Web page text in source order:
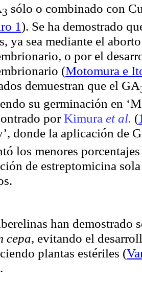
3 sólo o combinado con
1). Se ha demostrado
ya sea mediante el
o por el
(Motomura e
demuestran que el GA
su germinación en
porKimura et al. (
donde la aplicación de
los menores
de estreptomicina
han demostrado
cepa, evitando el
plantas estériles (